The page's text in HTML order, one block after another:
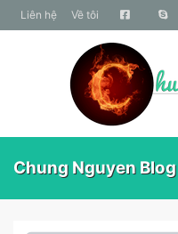
liên hệ Về tôi
Chung Nguyen Blog